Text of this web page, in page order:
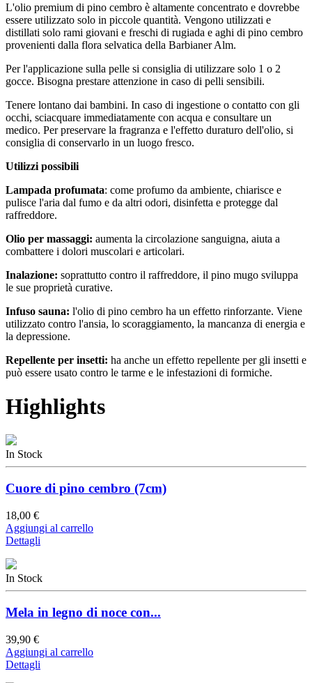
L'olio premium di pino cembro è altamente concentrato e dovrebbe
essere utilizzato solo in piccole quantità. Vengono utilizzati e
distillati solo rami giovani e freschi di rugiada e aghi di pino cembro
provenienti dalla flora selvatica della Barbianer Alm.
Per l'applicazione sulla pelle si consiglia di utilizzare solo 1 o 2
gocce. Bisogna prestare attenzione in caso di pelli sensibili.
Tenere lontano dai bambini. In caso di ingestione o contatto con gli
occhi, sciacquare immediatamente con acqua e consultare un
medico. Per preservare la fragranza e l'effetto duraturo dell'olio, si
consiglia di conservarlo in un luogo fresco.
Utilizzi possibili
Lampada profumata: come profumo da ambiente, chiarisce e
pulisce l'aria dal fumo e da altri odori, disinfetta e protegge dal
raffreddore.
Olio per massaggi: aumenta la circolazione sanguigna, aiuta a
combattere i dolori muscolari e articolari.
Inalazione: soprattutto contro il raffreddore, il pino mugo sviluppa
le sue proprietà curative.
Infuso sauna: l'olio di pino cembro ha un effetto rinforzante. Viene
utilizzato contro l'ansia, lo scoraggiamento, la mancanza di energia e
la depressione.
Repellente per insetti: ha anche un effetto repellente per gli insetti e
può essere usato contro le tarme e le infestazioni di formiche.
Highlights
In Stock
Cuore di pino cembro (7cm)
18,00 €
Aggiungi al carrello
Dettagli
In Stock
Mela in legno di noce con...
39,90 €
Aggiungi al carrello
Dettagli